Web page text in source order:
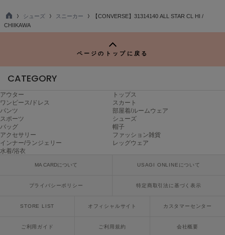
ヌル
Onitsuka Tiger
ORGUE
オルグ
ORR
オル
PATRICK
TO
P
シューズ スニーカー
【CONVERSE】31314140 ALL STAR CL HI /
CHIIKAWA
ページのトップに戻る
CATEGORY
アウター
トップス
ワンピース/ドレス
スカート
パンツ
部屋着/ルームウェア
スポーツ
シューズ
バッグ
帽子
アクセサリー
ファッション雑貨
インナー/ランジェリー
レッグウェア
水着/浴衣
MA CARDについて USAGI ONLINEについて
プライバシーポリシー 特定商取引法に基づく表示
STORE LIST オフィシャルサイト カスタマーセンター
ご利用ガイド ご利用規約 会社概要